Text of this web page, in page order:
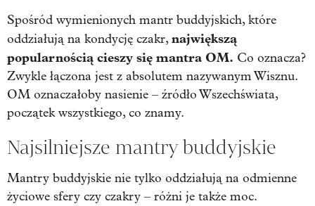
Spośród wymienionych mantr buddyjskich, które
oddziałują na kondycję czakr,największą
popularnością cieszy się mantra OM. Co oznacza?
Zwykle łączona jest z absolutem nazywanym Wisznu.
OM oznaczałoby nasienie – źródło Wszechświata,
początek wszystkiego, co znamy.
Najsilniejsze mantry buddyjskie
Mantry buddyjskie nie tylko oddziałują na odmienne
życiowe sfery czy czakry – różni je także moc.